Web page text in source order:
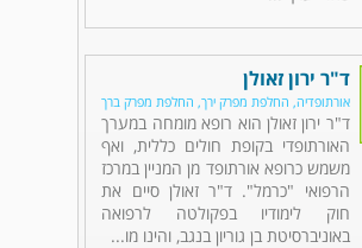
ד"ר ירון זאולן
אורתופדיה, החלפת מפרק ירך, החלפת מפרק ברך
ד"ר ירון זאולן הוא רופא מומחה במערך
האורתופדי בקופת חולים כללית, ואף
משמש כרופא אורתופד מן המניין במרכז
הרפואי "כרמל". ד"ר זאולן סיים את
חוק לימודיו בפקולטה לרפואה
באוניברסיטת בן גוריון בנגב, והינו מו...